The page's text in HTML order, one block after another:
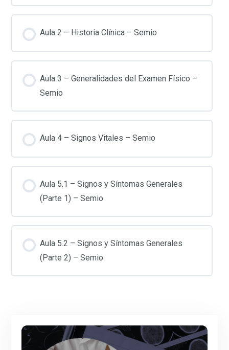
Aula 2 – Historia Clínica – Semio
Aula 3 – Generalidades del Examen Físico –
Semio
Aula 4 – Signos Vitales – Semio
Aula 5.1 – Signos y Síntomas Generales
(Parte 1) – Semio
Aula 5.2 – Signos y Síntomas Generales
(Parte 2) – Semio